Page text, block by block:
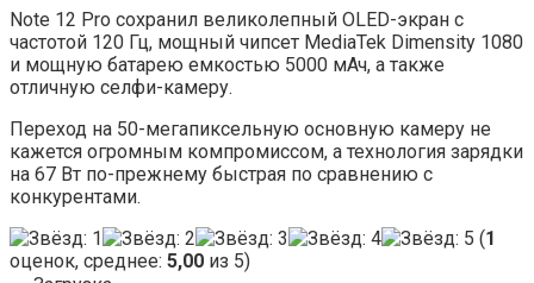
Note 12 Pro сохранил великолепный OLED-экран с
частотой 120 Гц, мощный чипсет MediaTek Dimensity 1080
и мощную батарею емкостью 5000 мАч, а также
отличную селфи-камеру.
Переход на 50-мегапиксельную основную камеру не
кажется огромным компромиссом, а технология зарядки
на 67 Вт по-прежнему быстрая по сравнению с
конкурентами.
(1
оценок, среднее: 5,00 из 5)